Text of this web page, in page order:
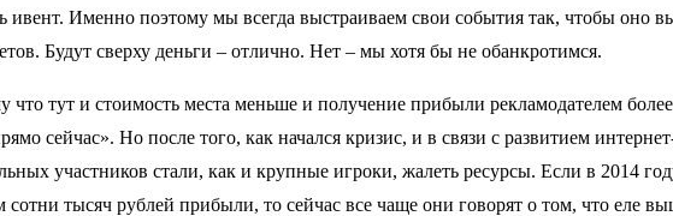
ивент. Именно поэтому мы всегда выстраиваем свои события так, чтобы оно
Будут сверху деньги – отлично. Нет – мы хотя бы не обанкротимся.
тут и стоимость места меньше и получение прибыли рекламодателем более
сейчас». Но после того, как начался кризис, и в связи с развитием
участников стали, как и крупные игроки, жалеть ресурсы. Если в 2014
сотни тысяч рублей прибыли, то сейчас все чаще они говорят о том, что еле